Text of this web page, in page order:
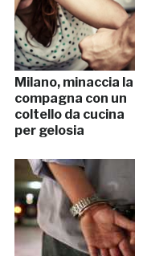
Milano, minaccia la
compagna con un
coltello da cucina
per gelosia